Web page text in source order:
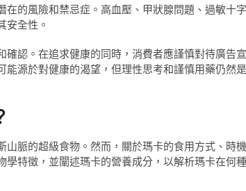
的風險和禁忌症。高血壓、甲狀腺問題、過敏十字
安全性。
認。在追求健康的同時，消費者應謹慎對待廣告宣
源於對健康的渴望，但理性思考和謹慎用藥仍然是
脈的超級食物。然而，關於瑪卡的食用方式、時機
特徵，並闡述瑪卡的營養成分，以解析瑪卡在何種